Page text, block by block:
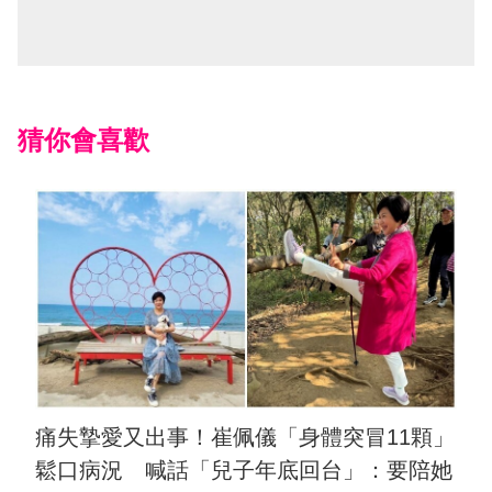
猜你會喜歡
痛失摯愛又出事！崔佩儀「身體突冒11顆」
鬆口病況 喊話「兒子年底回台」：要陪她